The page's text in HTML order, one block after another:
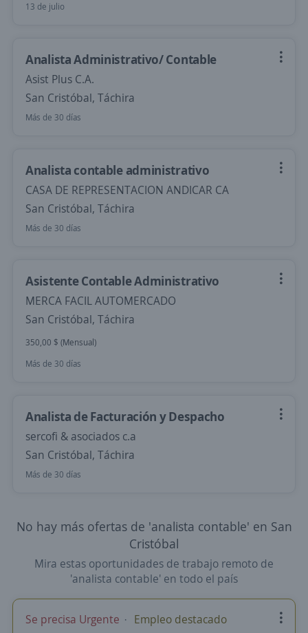
13 de julio
Analista Administrativo/ Contable
Asist Plus C.A.
San Cristóbal, Táchira
Más de 30 días
Analista contable administrativo
CASA DE REPRESENTACION ANDICAR CA
San Cristóbal, Táchira
Más de 30 días
Asistente Contable Administrativo
MERCA FACIL AUTOMERCADO
San Cristóbal, Táchira
350,00 $ (Mensual)
Más de 30 días
Analista de Facturación y Despacho
sercofi & asociados c.a
San Cristóbal, Táchira
Más de 30 días
No hay más ofertas de 'analista contable' en San
Cristóbal
Mira estas oportunidades de trabajo remoto de
'analista contable' en todo el país
Se precisa Urgente Empleo destacado